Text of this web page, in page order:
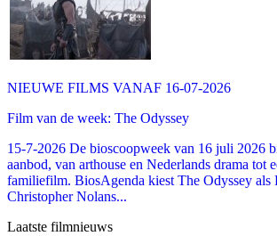
NIEUWE FILMS VANAF 16-07-2026
Film van de week: The Odyssey
15-7-2026 De bioscoopweek van 16 juli 2026
aanbod, van arthouse en Nederlands drama tot
familiefilm. BiosAgenda kiest The Odyssey als
Christopher Nolans...
Laatste filmnieuws